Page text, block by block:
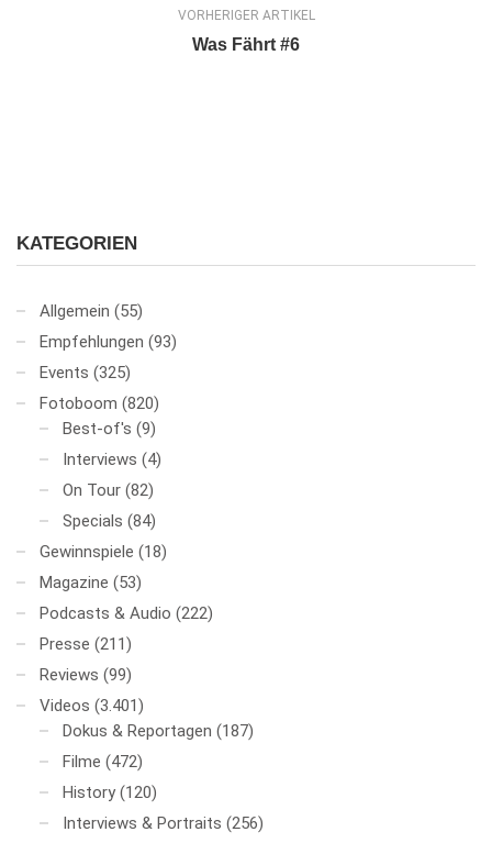
VORHERIGER ARTIKEL
Was Fährt #6
KATEGORIEN
Allgemein (55)
Empfehlungen (93)
Events (325)
Fotoboom (820)
Best-of's (9)
Interviews (4)
On Tour (82)
Specials (84)
Gewinnspiele (18)
Magazine (53)
Podcasts & Audio (222)
Presse (211)
Reviews (99)
Videos (3.401)
Dokus & Reportagen (187)
Filme (472)
History (120)
Interviews & Portraits (256)